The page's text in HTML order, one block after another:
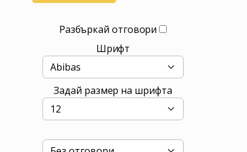
Разбъркай отговори
Шрифт
Задай размер на шрифта